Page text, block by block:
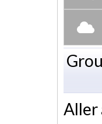
Aller